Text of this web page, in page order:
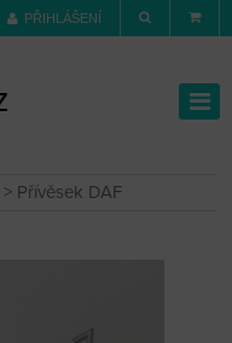
PŘIHLÁŠENÍ
> Přívěsek DAF